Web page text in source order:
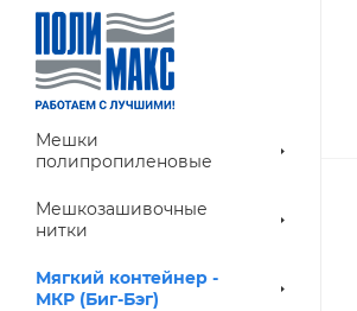
Мешки
полипропиленовые
Мешкозашивочные
нитки
Мягкий контейнер -
МКР (Биг-Бэг)